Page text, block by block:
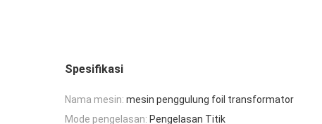
Spesifikasi
Nama mesin: mesin penggulung foil transformator
Mode pengelasan: Pengelasan Titik